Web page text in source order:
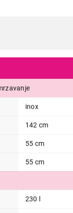
inox
142 cm
55 cm
55 cm
230 l